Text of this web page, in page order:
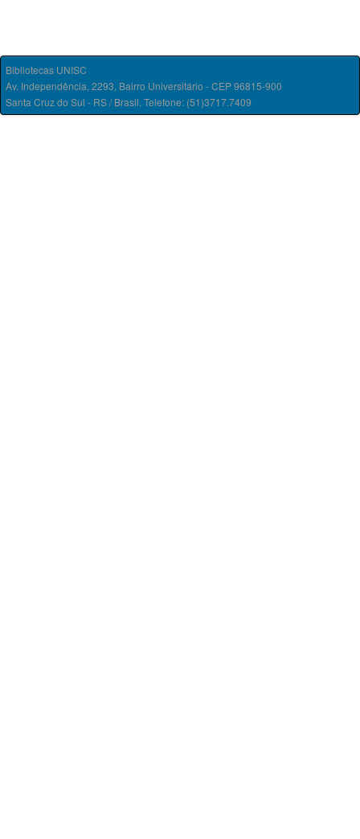
Bibliotecas UNISC
Av. Independência, 2293, Bairro Universitário - CEP 96815-900
Santa Cruz do Sul - RS / Brasil. Telefone: (51)3717.7409